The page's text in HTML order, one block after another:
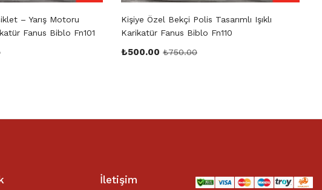
– Yarış Motoru
Fanus Biblo Fn101
Kişiye Özel Bekçi Polis Tasarımlı Işıklı
Karikatür Fanus Biblo Fn110
₺500.00 ₺750.00
İletişim